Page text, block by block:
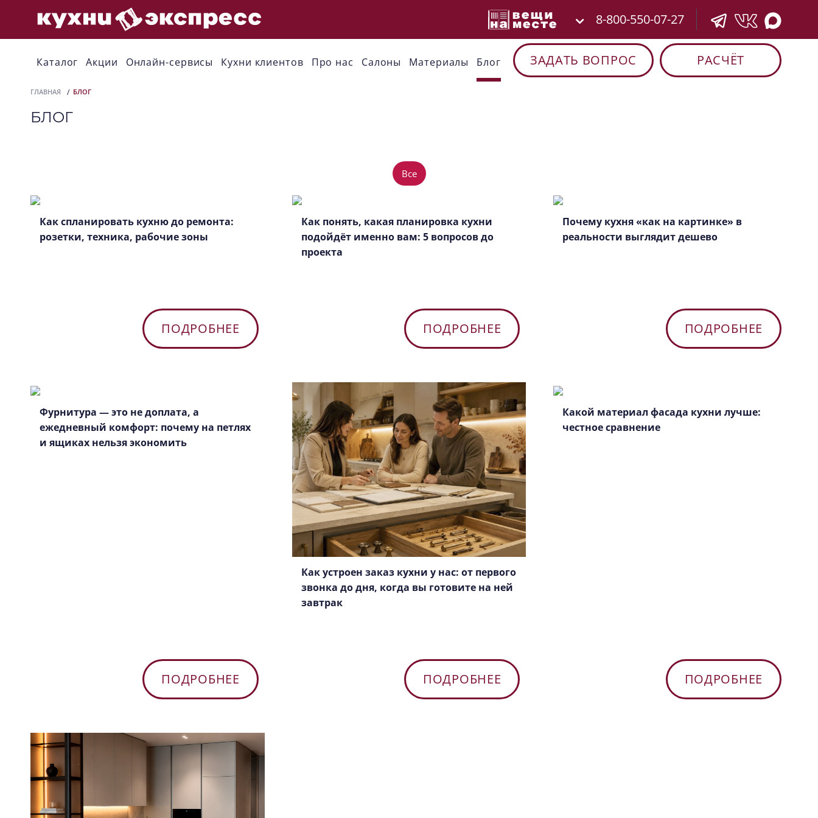
8-800-550-07-27
Каталог Акции Онлайн-сервисы Кухни клиентов Про нас Cалоны Материалы Блог ЗАДАТЬ ВОПРОС РАСЧЁТ
ГЛАВНАЯ БЛОГ
БЛОГ
Все
Как спланировать кухню до ремонта:
розетки, техника, рабочие зоны
ПОДРОБНЕЕ
Как понять, какая планировка кухни
подойдёт именно вам: 5 вопросов до
проекта
ПОДРОБНЕЕ
Почему кухня «как на картинке» в
реальности выглядит дешево
ПОДРОБНЕЕ
Фурнитура — это не доплата, а
ежедневный комфорт: почему на петлях
и ящиках нельзя экономить
ПОДРОБНЕЕ
Как устроен заказ кухни у нас: от первого
звонка до дня, когда вы готовите на ней
завтрак
ПОДРОБНЕЕ
Какой материал фасада кухни лучше:
честное сравнение
ПОДРОБНЕЕ